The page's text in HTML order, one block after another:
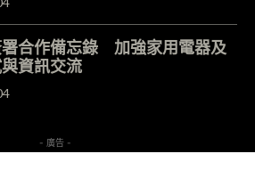
合作備忘錄 加強家用電器及
資訊交流
- 廣告 -